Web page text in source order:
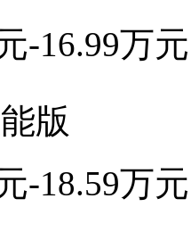
-16.99万元
版
-18.59万元